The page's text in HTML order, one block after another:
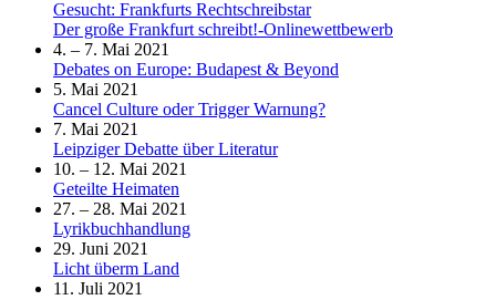
Gesucht: Frankfurts Rechtschreibstar
Der große Frankfurt schreibt!-Onlinewettbewerb
4. – 7. Mai 2021
Debates on Europe: Budapest & Beyond
5. Mai 2021
Cancel Culture oder Trigger Warnung?
7. Mai 2021
Leipziger Debatte über Literatur
10. – 12. Mai 2021
Geteilte Heimaten
27. – 28. Mai 2021
Lyrikbuchhandlung
29. Juni 2021
Licht überm Land
11. Juli 2021